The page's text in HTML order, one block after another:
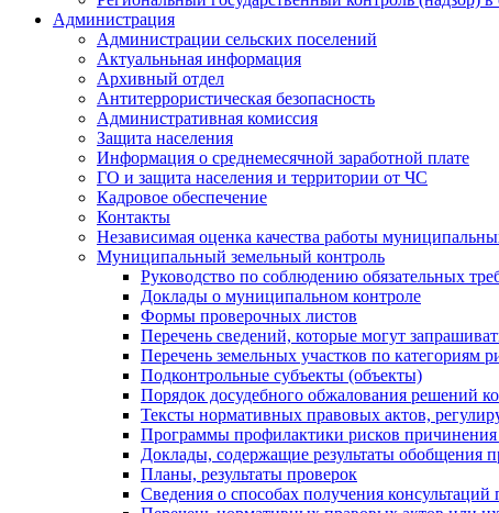
Администрация
Администрации сельских поселений
Актуальньная информация
Архивный отдел
Антитеррористическая безопасность
Административная комиссия
Защита населения
Информация о среднемесячной заработной плате
ГО и защита населения и территории от ЧС
Кадровое обеспечение
Контакты
Независимая оценка качества работы
Муниципальный земельный контроль
Руководство по соблюдению обязательных
Доклады о муниципальном контроле
Формы проверочных листов
Перечень сведений, которые могут
Перечень земельных участков по категориям
Подконтрольные субъекты (объекты)
Порядок досудебного обжалования решений
Тексты нормативных правовых актов,
Программы профилактики рисков
Доклады, содержащие результаты обобщения
Планы, результаты проверок
Сведения о способах получения